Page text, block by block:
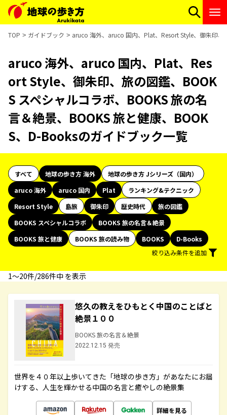
TOP ガイドブック aruco 海外、aruco 国内、Plat、Resort Style、御朱印、
aruco 海外、aruco 国内、Plat、Res
ort Style、御朱印、旅の図鑑、BOOK
S スペシャルコラボ、BOOKS 旅の名
言＆絶景、BOOKS 旅と健康、BOOK
S、D-Booksのガイドブック一覧
すべて 地球の歩き方 海外
地球の歩き方 Jシリーズ（国内）
aruco 海外
aruco 国内 Plat
ランキング&テクニック
Resort Style
島旅 御朱印 歴史時代
旅の図鑑
BOOKS スペシャルコラボ
BOOKS 旅の名言＆絶景
BOOKS 旅と健康
BOOKS 旅の読み物 BOOKS
D-Books
絞り込み条件を追加
1〜20件/286件中 を表示
悠久の教えをひもとく中国のことばと
絶景１００
BOOKS 旅の名言＆絶景
2022.12.15 発売
世界を４０年以上歩いてきた「地球の歩き方」があなたにお届
けする、人生を輝かせる中国の名言と癒やしの絶景集
詳細を見る